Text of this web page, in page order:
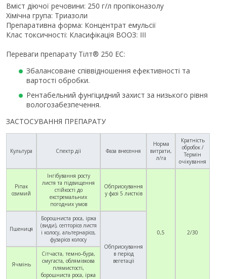
Вміст діючої речовини: 250 г/л пропіконазолу
Хімічна група: Триазоли
Препаративна форма: Концентрат емульсії
Клас токсичності: Класифікація ВООЗ: III
Переваги препарату Тілт® 250 ЕС:
Збалансоване співвідношення ефективності та
вартості обробки.
Рентабельний фунгіцидний захист за низького рівня
вологозабезпечення.
ЗАСТОСУВАННЯ ПРЕПАРАТУ
Культура Спектр дії Фаза внесення
Норма
витрати,
л/га
Кратність
обробок /
Термін
очікування
Ріпак
озимий
Інгібування росту
листя та підвищення
стійкості до
екстремальних
погодних умов
Обприскування
у фазі 5 листків
0,5 2/30
Пшениця
Борошниста роса, іржа
(види), септоріоз листя
і колосу, альтернаріоз,
фузаріоз колосу
Обприскування
в період
вегетації
Ячмінь
Сітчаста, темно–бура,
смугаста, облямівкова
плямистості,
борошниста роса, іржа